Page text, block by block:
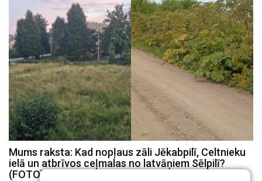
Mums raksta: Kad nopļaus zāli Jēkabpilī, Celtnieku
ielā un atbrīvos ceļmalas no latvāņiem Sēlpilī?
(FOTO)
Mums raksta: Jēkabpilieši ziņo par nepatīkamu
smaku, bīstamu koku, bedrainiem ceļiem, graustu
problēmām (FOTO)